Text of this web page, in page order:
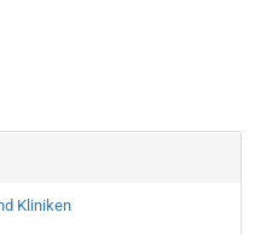
Kliniken